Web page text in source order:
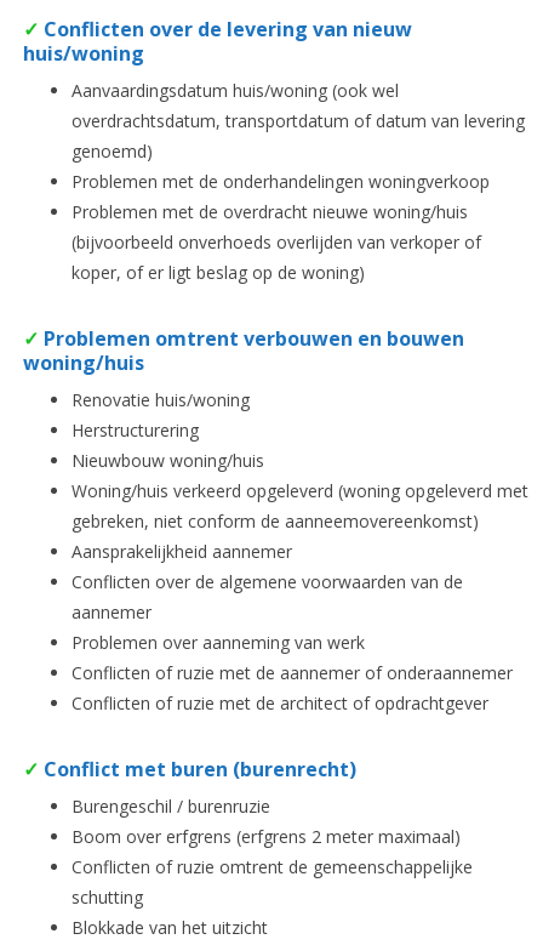
✓ Conflicten over de levering van nieuw
huis/woning
Aanvaardingsdatum huis/woning (ook wel
overdrachtsdatum, transportdatum of datum van levering
genoemd)
Problemen met de onderhandelingen woningverkoop
Problemen met de overdracht nieuwe woning/huis
(bijvoorbeeld onverhoeds overlijden van verkoper of
koper, of er ligt beslag op de woning)
✓ Problemen omtrent verbouwen en bouwen
woning/huis
Renovatie huis/woning
Herstructurering
Nieuwbouw woning/huis
Woning/huis verkeerd opgeleverd (woning opgeleverd met
gebreken, niet conform de aanneemovereenkomst)
Aansprakelijkheid aannemer
Conflicten over de algemene voorwaarden van de
aannemer
Problemen over aanneming van werk
Conflicten of ruzie met de aannemer of onderaannemer
Conflicten of ruzie met de architect of opdrachtgever
✓ Conflict met buren (burenrecht)
Burengeschil / burenruzie
Boom over erfgrens (erfgrens 2 meter maximaal)
Conflicten of ruzie omtrent de gemeenschappelijke
schutting
Blokkade van het uitzicht